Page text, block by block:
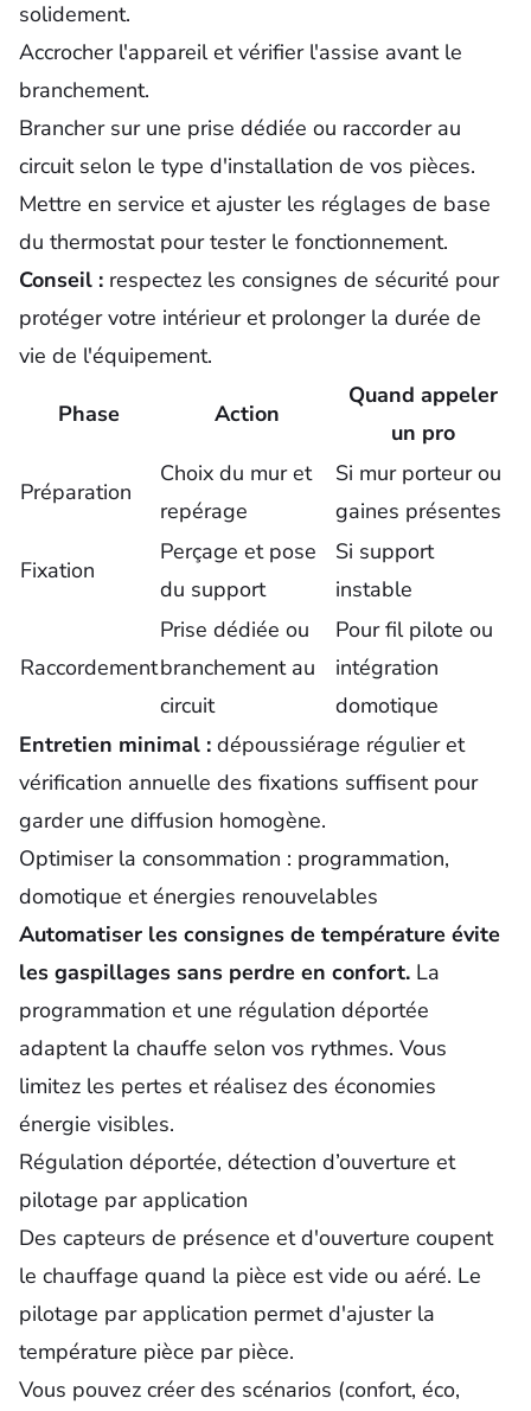
solidement.
Accrocher l'appareil et vérifier l'assise avant le
branchement.
Brancher sur une prise dédiée ou raccorder au
circuit selon le type d'installation de vos pièces.
Mettre en service et ajuster les réglages de base
du thermostat pour tester le fonctionnement.
Conseil : respectez les consignes de sécurité pour
protéger votre intérieur et prolonger la durée de
vie de l'équipement.
Phase Action
Quand appeler
un pro
Préparation
Choix du mur et
repérage
Si mur porteur ou
gaines présentes
Fixation
Perçage et pose
du support
Si support
instable
Raccordement
Prise dédiée ou
branchement au
circuit
Pour fil pilote ou
intégration
domotique
Entretien minimal : dépoussiérage régulier et
vérification annuelle des fixations suffisent pour
garder une diffusion homogène.
Optimiser la consommation : programmation,
domotique et énergies renouvelables
Automatiser les consignes de température évite
les gaspillages sans perdre en confort. La
programmation et une régulation déportée
adaptent la chauffe selon vos rythmes. Vous
limitez les pertes et réalisez des économies
énergie visibles.
Régulation déportée, détection d’ouverture et
pilotage par application
Des capteurs de présence et d'ouverture coupent
le chauffage quand la pièce est vide ou aéré. Le
pilotage par application permet d'ajuster la
température pièce par pièce.
Vous pouvez créer des scénarios (confort, éco,